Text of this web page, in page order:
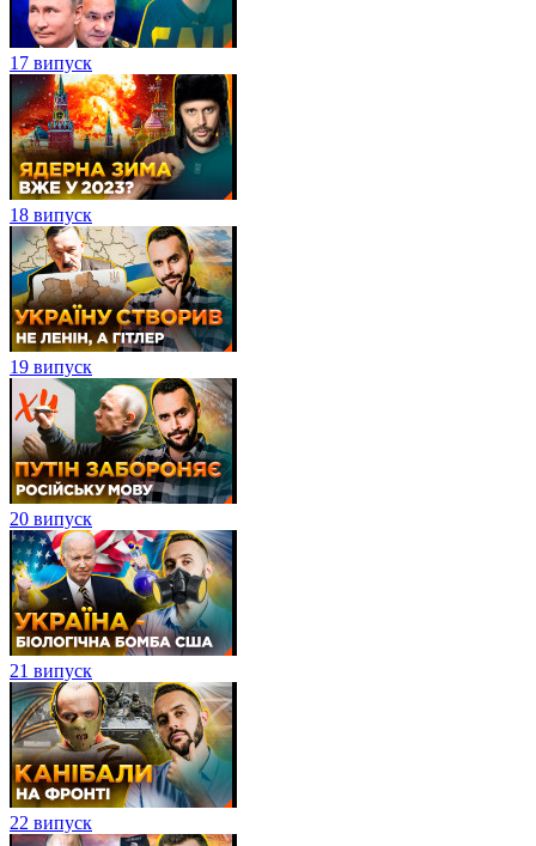
17 випуск
18 випуск
19 випуск
20 випуск
21 випуск
22 випуск